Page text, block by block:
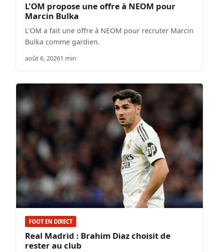
L’OM propose une offre à NEOM pour
Marcin Bulka
L'OM a fait une offre à NEOM pour recruter Marcin
Bulka comme gardien.
août 6, 20261 min
FOOT EN DIRECT
Real Madrid : Brahim Diaz choisit de
rester au club